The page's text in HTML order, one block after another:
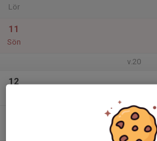
Lör
11
Sön
v.20
12